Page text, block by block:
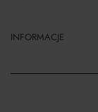
INFORMACJE